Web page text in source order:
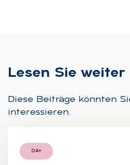
Le­sen Sie wei­ter
Diese Beiträge könnten
interessieren.
DA+